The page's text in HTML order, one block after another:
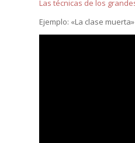
Las técnicas de los
Ejemplo: «La clase